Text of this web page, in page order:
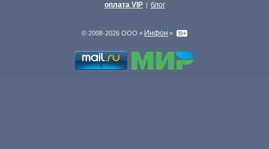
оплата VIP | блог
© 2008-2026 ООО « Инфон »